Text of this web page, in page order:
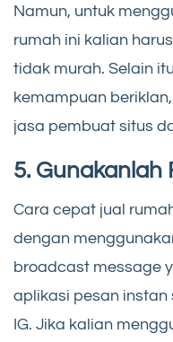
Namun, untuk
rumah ini kalian
tidak murah. Selain
kemampuan
jasa pembuat situs
5. Gunakanlah
Cara cepat jual
dengan
broadcast message
aplikasi pesan instan
IG. Jika kalian